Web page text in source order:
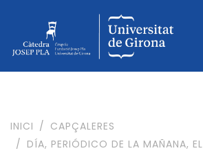
INICI
CAPÇALERES
DÍA, PERIÓDICO DE LA MAÑANA, EL